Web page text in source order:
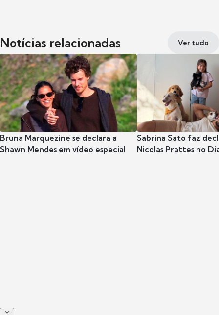
Notícias relacionadas Ver tudo
Bruna Marquezine se declara a
Shawn Mendes em vídeo especial
Sabrina Sato faz
Nicolas Prattes no